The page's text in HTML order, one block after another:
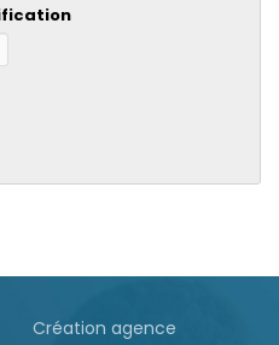
Création agence